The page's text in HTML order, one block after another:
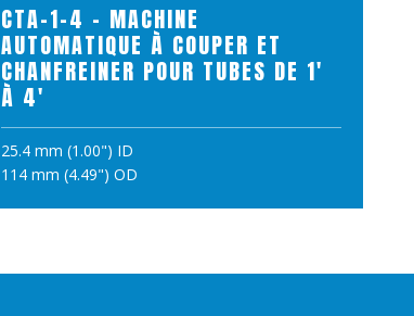
CTA-1-4 - MACHINE
AUTOMATIQUE À COUPER ET
CHANFREINER POUR TUBES DE 1'
À 4'
25.4 mm (1.00") ID
114 mm (4.49") OD
AJOUTER AU PANIER